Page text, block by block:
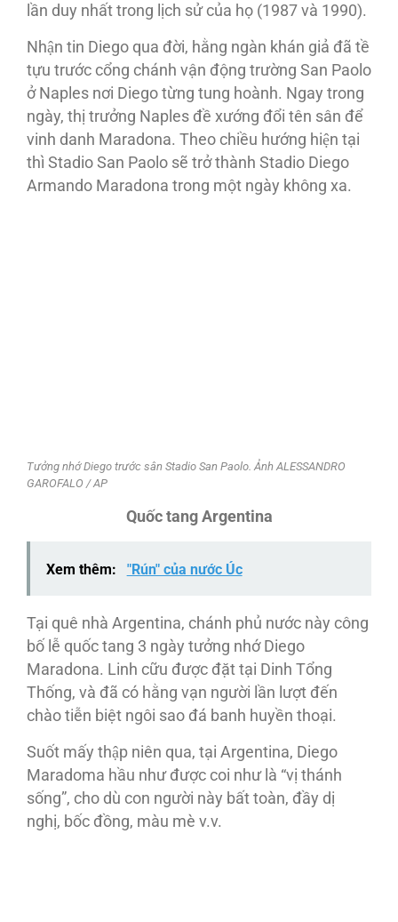
lần duy nhất trong lịch sử của họ (1987 và 1990).
Nhận tin Diego qua đời, hằng ngàn khán giả đã tề
tựu trước cổng chánh vận động trường San Paolo
ở Naples nơi Diego từng tung hoành. Ngay trong
ngày, thị trưởng Naples đề xướng đổi tên sân để
vinh danh Maradona. Theo chiều hướng hiện tại
thì Stadio San Paolo sẽ trở thành Stadio Diego
Armando Maradona trong một ngày không xa.
Tưởng nhớ Diego trước sân Stadio San Paolo. Ảnh ALESSANDRO
GAROFALO / AP
Quốc tang Argentina
Xem thêm: "Rún" của nước Úc
Tại quê nhà Argentina, chánh phủ nước này công
bố lễ quốc tang 3 ngày tưởng nhớ Diego
Maradona. Linh cữu được đặt tại Dinh Tổng
Thống, và đã có hằng vạn người lần lượt đến
chào tiễn biệt ngôi sao đá banh huyền thoại.
Suốt mấy thập niên qua, tại Argentina, Diego
Maradoma hầu như được coi như là “vị thánh
sống”, cho dù con người này bất toàn, đầy dị
nghị, bốc đồng, màu mè v.v.